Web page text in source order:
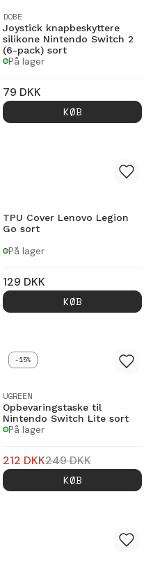
DOBE
Joystick knapbeskyttere
silikone Nintendo Switch 2
(6-pack) sort
På lager
79 DKK
KØB
TPU Cover Lenovo Legion
Go sort
På lager
129 DKK
KØB
-15%
UGREEN
Opbevaringstaske til
Nintendo Switch Lite sort
På lager
212 DKK249DKK
KØB